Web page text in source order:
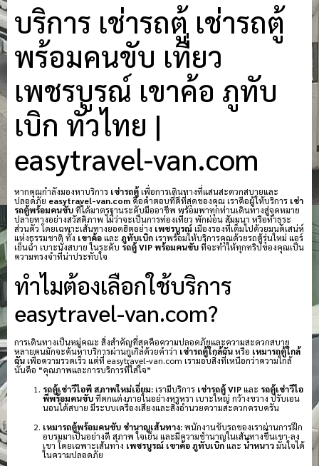
บริการ เช่ารถตู้ เช่ารถตู้
พร้อมคนขับ เที่ยว
เพชรบูรณ์ เขาค้อ ภูทับ
เบิก ทั่วไทย |
easytravel-van.com
หากคุณกำลังมองหาบริการ เช่ารถตู้เพื่อการเดินทางที่แสนสะดวกสบายและ
ปลอดภัย easytravel-van.comคือคำตอบที่ดีที่สุดของคุณ เราคือผู้ให้บริการ เช่า
รถตู้พร้อมคนขับที่ได้มาตรฐานระดับมืออาชีพ พร้อมพาทุกท่านเดินทางสู่จุดหมาย
ปลายทางอย่างสวัสดิภาพ ไม่ว่าจะเป็นการท่องเที่ยว พักผ่อน สัมมนา หรือทำธุระ
ส่วนตัว โดยเฉพาะเส้นทางยอดฮิตอย่าง เพชรบูรณ์เมืองรองที่เต็มไปด้วยมนต์เสน่ห์
แห่งธรรมชาติ ทั้ง เขาค้อและ ภูทับเบิกเราพร้อมให้บริการคุณด้วยรถตู้รุ่นใหม่ แอร์
เย็นฉ่ำ เบาะนั่งสบาย ในระดับ รถตู้ VIP พร้อมคนขับที่จะทำให้ทุกทริปของคุณเป็น
ความทรงจำที่น่าประทับใจ
ทำไมต้องเลือกใช้บริการ
easytravel-van.com?
การเดินทางเป็นหมู่คณะ สิ่งสำคัญที่สุดคือความปลอดภัยและความสะดวกสบาย
หลายคนมักจะค้นหาบริการผ่านกูเกิลด้วยคำว่า เช่ารถตู้ใกล้ฉันหรือ เหมารถตู้ใกล้
ฉันเพื่อความรวดเร็ว แต่ที่ easytravel-van.com เรามอบสิ่งที่เหนือกว่าความใกล้
นั่นคือ “คุณภาพและการบริการที่ใส่ใจ”
รถตู้เช่าวีไอพี สภาพใหม่เอี่ยม:เรามีบริการ เช่ารถตู้ VIPและ รถตู้เช่าวีไอ
พีพร้อมคนขับที่ตกแต่งภายในอย่างหรูหรา เบาะใหญ่ กว้างขวาง ปรับเอน
นอนได้สบาย มีระบบเครื่องเสียงและสิ่งอำนวยความสะดวกครบครัน
เหมารถตู้พร้อมคนขับ ชำนาญเส้นทาง:พนักงานขับรถของเราผ่านการฝึก
อบรมมาเป็นอย่างดี สุภาพ ใจเย็น และมีความชำนาญในเส้นทางขึ้นเขา-ลง
เขา โดยเฉพาะเส้นทาง เพชรบูรณ์ เขาค้อภูทับเบิกและ น้ำหนาวมั่นใจได้
ในความปลอดภัย